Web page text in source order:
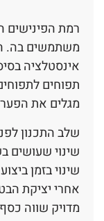
רמת הפינישים
משתמשים בה.
אינסטלציה
תפוחים
מגלים את
שלב התכנון
שינוי שעושים
שינוי בזמן
אחרי יציקת
מדויק שווה